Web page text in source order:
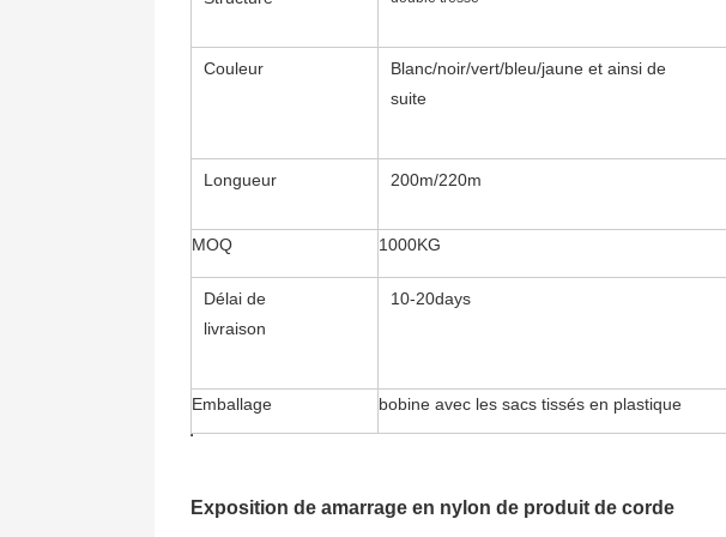
Couleur
Blanc/noir/vert/bleu/jaune et ainsi de
suite
Longueur 200m/220m
MOQ 1000KG
Délai de
livraison
10-20days
Emballage bobine avec les sacs tissés en plastique
Exposition de amarrage en nylon de produit de corde